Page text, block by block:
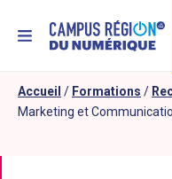
MENU
Accueil / Formations /
Marketing et